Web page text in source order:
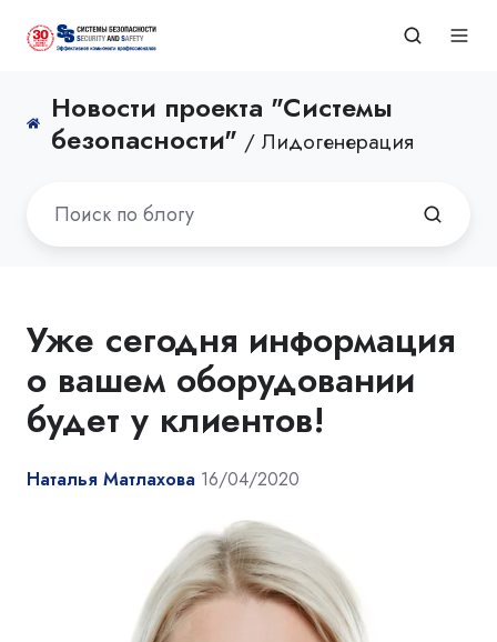
Новости проекта "Системы
безопасности" / Лидогенерация
Уже сегодня информация
о вашем оборудовании
будет у клиентов!
Наталья Матлахова 16/04/2020